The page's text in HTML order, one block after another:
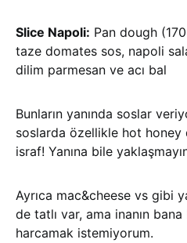
Slice Napoli: Pan dough
taze domates sos, napoli
dilim parmesan ve acı bal
Bunların yanında soslar
soslarda özellikle hot
israf! Yanına bile
Ayrıca mac&cheese vs gibi
de tatlı var, ama inanın
harcamak istemiyorum.